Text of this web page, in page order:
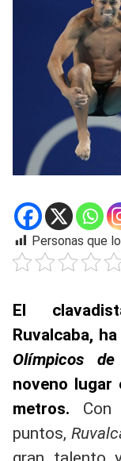
Personas que
El
Ruvalcaba,
Olímpicos
noveno lugar
metros. Con
puntos,